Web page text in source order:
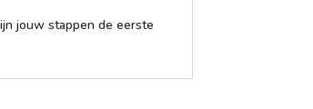
jouw stappen de eerste